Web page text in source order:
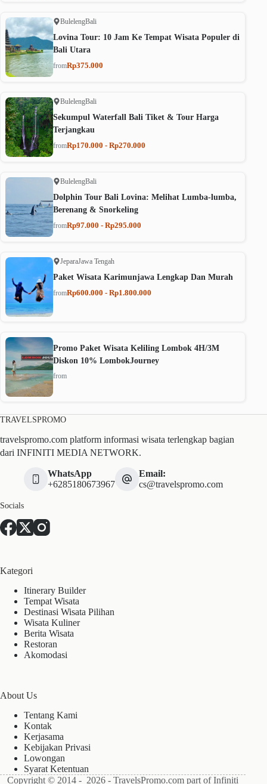
BulelengBali
Lovina Tour: 10 Jam Ke Tempat Wisata Populer di
Bali Utara
fromRp375.000
BulelengBali
Sekumpul Waterfall Bali Tiket & Tour Harga
Terjangkau
fromRp170.000 - Rp270.000
BulelengBali
Dolphin Tour Bali Lovina: Melihat Lumba-lumba,
Berenang & Snorkeling
fromRp97.000 - Rp295.000
JeparaJawa Tengah
Paket Wisata Karimunjawa Lengkap Dan Murah
fromRp600.000 - Rp1.800.000
Promo Paket Wisata Keliling Lombok 4H/3M
Diskon 10% LombokJourney
from
TRAVELSPROMO
travelspromo.com platform informasi wisata terlengkap bagian
dari INFINITI MEDIA NETWORK.
WhatsApp
+6285180673967
Email:
cs@travelspromo.com
Socials
Kategori
Itinerary Builder
Tempat Wisata
Destinasi Wisata Pilihan
Wisata Kuliner
Berita Wisata
Restoran
Akomodasi
About Us
Tentang Kami
Kontak
Kerjasama
Kebijakan Privasi
Lowongan
Syarat Ketentuan
Copyright © 2014 - 2026 - TravelsPromo.com part of Infiniti